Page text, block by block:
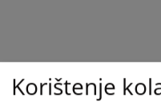
Korištenje